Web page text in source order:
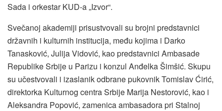
Sada i orkestar KUD-a „Izvor“.
Svečanoj akademiji prisustvovali su brojni predstavnici
državnih i kulturnih institucija, među kojima i Darko
Tanasković, Julija Vidović, kao predstavnici Ambasade
Republike Srbije u Parizu i konzul Anđelka Šimšić. Skupu
su učestvovali i izaslanik odbrane pukovnik Tomislav Ćirić,
direktorka Kulturnog centra Srbije Marija Nestorović, kao i
Aleksandra Popović, zamenica ambasadora pri Stalnoj